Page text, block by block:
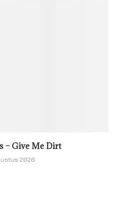
– Give Me Dirt
2026